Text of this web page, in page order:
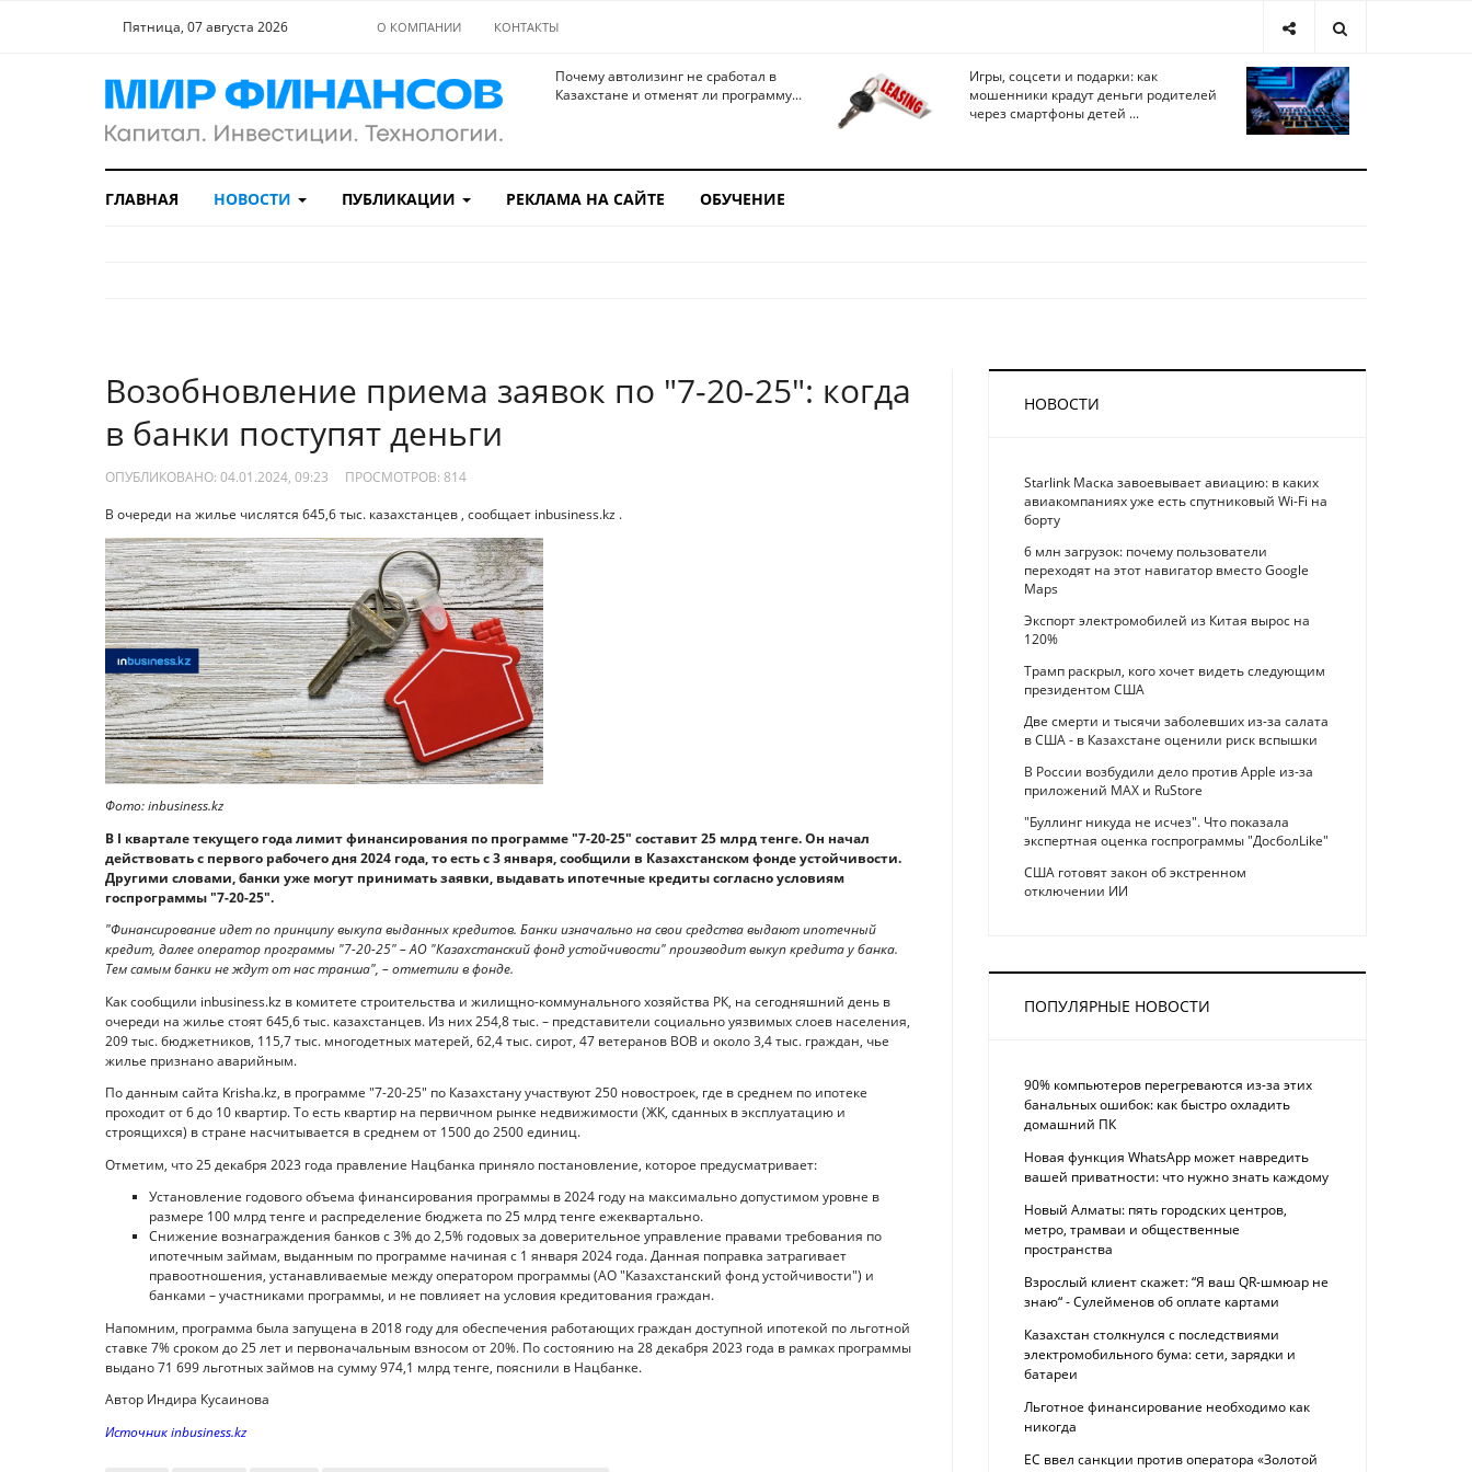
Пятница, 07 августа 2026 О КОМПАНИИ КОНТАКТЫ
Почему автолизинг не сработал в
Казахстане и отменят ли программу...
Игры, соцсети и подарки: как
мошенники крадут деньги родителей
через смартфоны детей ...
ГЛАВНАЯ НОВОСТИ ПУБЛИКАЦИИ РЕКЛАМА НА САЙТЕ ОБУЧЕНИЕ
Возобновление приема заявок по "7-20-25": когда
в банки поступят деньги
ОПУБЛИКОВАНО: 04.01.2024, 09:23 ПРОСМОТРОВ: 814
В очереди на жилье числятся 645,6 тыс. казахстанцев , сообщает inbusiness.kz .
Фото: inbusiness.kz
В I квартале текущего года лимит финансирования по программе "7-20-25" составит 25 млрд тенге. Он начал
действовать с первого рабочего дня 2024 года, то есть с 3 января, сообщили в Казахстанском фонде устойчивости.
Другими словами, банки уже могут принимать заявки, выдавать ипотечные кредиты согласно условиям
госпрограммы "7-20-25".
"Финансирование идет по принципу выкупа выданных кредитов. Банки изначально на свои средства выдают ипотечный
кредит, далее оператор программы "7-20-25" – АО "Казахстанский фонд устойчивости" производит выкуп кредита у банка.
Тем самым банки не ждут от нас транша", – отметили в фонде.
Как сообщили inbusiness.kz в комитете строительства и жилищно-коммунального хозяйства РК, на сегодняшний день в
очереди на жилье стоят 645,6 тыс. казахстанцев. Из них 254,8 тыс. – представители социально уязвимых слоев населения,
209 тыс. бюджетников, 115,7 тыс. многодетных матерей, 62,4 тыс. сирот, 47 ветеранов ВОВ и около 3,4 тыс. граждан, чье
жилье признано аварийным.
По данным сайта Krisha.kz, в программе "7-20-25" по Казахстану участвуют 250 новостроек, где в среднем по ипотеке
проходит от 6 до 10 квартир. То есть квартир на первичном рынке недвижимости (ЖК, сданных в эксплуатацию и
строящихся) в стране насчитывается в среднем от 1500 до 2500 единиц.
Отметим, что 25 декабря 2023 года правление Нацбанка приняло постановление, которое предусматривает:
Установление годового объема финансирования программы в 2024 году на максимально допустимом уровне в
размере 100 млрд тенге и распределение бюджета по 25 млрд тенге ежеквартально.
Снижение вознаграждения банков с 3% до 2,5% годовых за доверительное управление правами требования по
ипотечным займам, выданным по программе начиная с 1 января 2024 года. Данная поправка затрагивает
правоотношения, устанавливаемые между оператором программы (АО "Казахстанский фонд устойчивости") и
банками – участниками программы, и не повлияет на условия кредитования граждан.
Напомним, программа была запущена в 2018 году для обеспечения работающих граждан доступной ипотекой по льготной
ставке 7% сроком до 25 лет и первоначальным взносом от 20%. По состоянию на 28 декабря 2023 года в рамках программы
выдано 71 699 льготных займов на сумму 974,1 млрд тенге, пояснили в Нацбанке.
Автор Индира Кусаинова
Источник inbusiness.kz
НОВОСТИ
Starlink Маска завоевывает авиацию: в каких
авиакомпаниях уже есть спутниковый Wi-Fi на
борту
6 млн загрузок: почему пользователи
переходят на этот навигатор вместо Google
Maps
Экспорт электромобилей из Китая вырос на
120%
Трамп раскрыл, кого хочет видеть следующим
президентом США
Две смерти и тысячи заболевших из-за салата
в США - в Казахстане оценили риск вспышки
В России возбудили дело против Apple из-за
приложений MAX и RuStore
"Буллинг никуда не исчез". Что показала
экспертная оценка госпрограммы "ДосболLike"
США готовят закон об экстренном
отключении ИИ
ПОПУЛЯРНЫЕ НОВОСТИ
90% компьютеров перегреваются из-за этих
банальных ошибок: как быстро охладить
домашний ПК
Новая функция WhatsApp может навредить
вашей приватности: что нужно знать каждому
Новый Алматы: пять городских центров,
метро, трамваи и общественные
пространства
Взрослый клиент скажет: “Я ваш QR-шмюар не
знаю“ - Сулейменов об оплате картами
Казахстан столкнулся с последствиями
электромобильного бума: сети, зарядки и
батареи
Льготное финансирование необходимо как
никогда
ЕС ввел санкции против оператора «Золотой